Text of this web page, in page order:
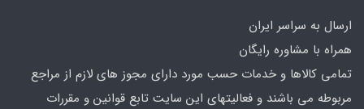
ارسال به سراسر ایران
همراه با مشاوره رایگان
تمامی کالاها و خدمات حسب مورد دارای مجوز های لازم از مراجع
مربوطه می باشند و فعالیتهای این سایت تابع قوانین و مقررات